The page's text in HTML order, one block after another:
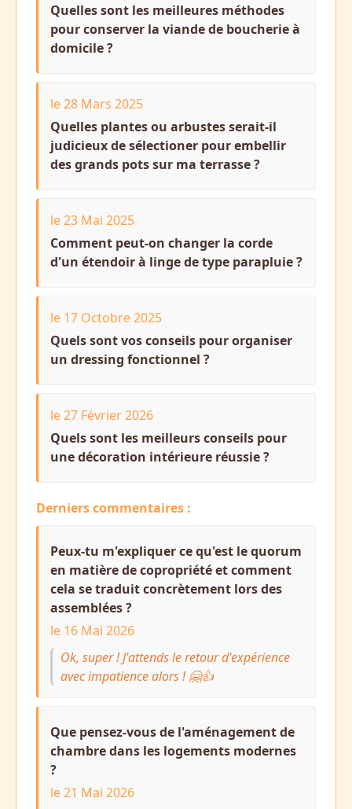
Quelles sont les meilleures méthodes
pour conserver la viande de boucherie à
domicile ?
le 28 Mars 2025
Quelles plantes ou arbustes serait-il
judicieux de sélectioner pour embellir
des grands pots sur ma terrasse ?
le 23 Mai 2025
Comment peut-on changer la corde
d'un étendoir à linge de type parapluie ?
le 17 Octobre 2025
Quels sont vos conseils pour organiser
un dressing fonctionnel ?
le 27 Février 2026
Quels sont les meilleurs conseils pour
une décoration intérieure réussie ?
Derniers commentaires :
Peux-tu m'expliquer ce qu'est le quorum
en matière de copropriété et comment
cela se traduit concrètement lors des
assemblées ?
le 16 Mai 2026
Ok, super ! J'attends le retour d'expérience
avec impatience alors ! 🤗👍
Que pensez-vous de l'aménagement de
chambre dans les logements modernes
?
le 21 Mai 2026